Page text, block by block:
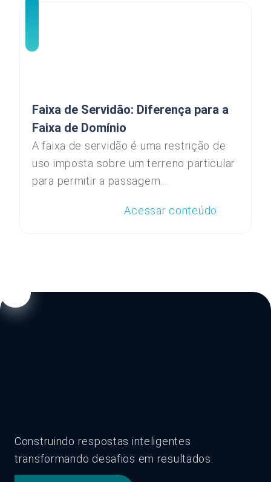
Faixa de Servidão: Diferença para a
Faixa de Domínio
A faixa de servidão é uma restrição de
uso imposta sobre um terreno particular
para permitir a passagem...
Acessar conteúdo
Construindo respostas inteligentes
transformando desafios em resultados.